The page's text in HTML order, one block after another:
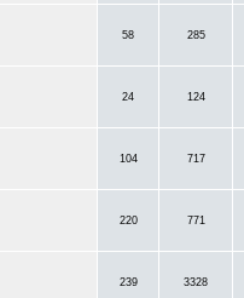
58 285
24 124
104 717
220 771
239 3328